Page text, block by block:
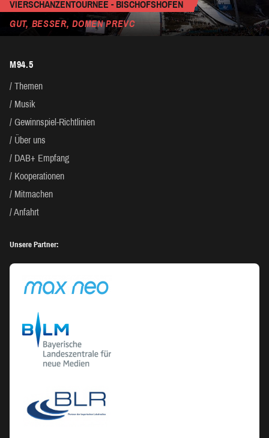
VIERSCHANZENTOURNEE - BISCHOFSHOFEN
GUT, BESSER, DOMEN PREVC
M94.5
Themen
Musik
Gewinnspiel-Richtlinien
Über uns
DAB+ Empfang
Kooperationen
Mitmachen
Anfahrt
Unsere Partner: